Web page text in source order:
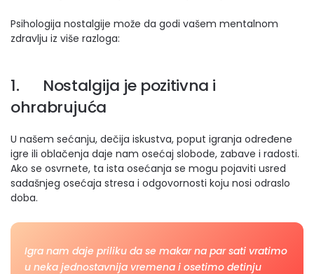
Psihologija nostalgije može da godi vašem mentalnom
zdravlju iz više razloga:
1. Nostalgija je pozitivna i
ohrabrujuća
U našem sećanju, dečija iskustva, poput igranja određene
igre ili oblačenja daje nam osećaj slobode, zabave i radosti.
Ako se osvrnete, ta ista osećanja se mogu pojaviti usred
sadašnjeg osećaja stresa i odgovornosti koju nosi odraslo
doba.
Igra nam daje priliku da se makar na par sati vratimo
u neka jednostavnija vremena i osetimo detinju